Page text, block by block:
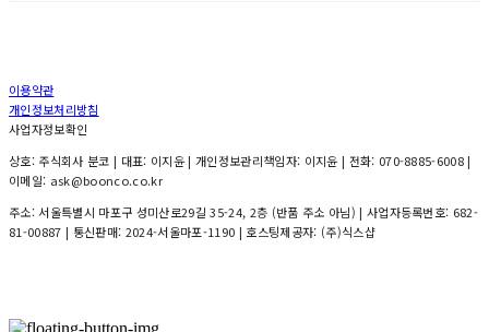
이용약관
개인정보처리방침
사업자정보확인
상호: 주식회사 분코 | 대표: 이지윤 | 개인정보관리책임자: 이지윤 | 전화: 070-8885-6008 |
이메일: ask@boonco.co.kr
주소: 서울특별시 마포구 성미산로29길 35-24, 2층 (반품 주소 아님) | 사업자등록번호: 682-
81-00887 | 통신판매: 2024-서울마포-1190 | 호스팅제공자: (주)식스샵